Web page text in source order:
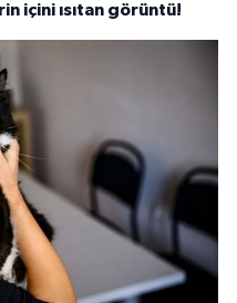
içini ısıtan görüntü!